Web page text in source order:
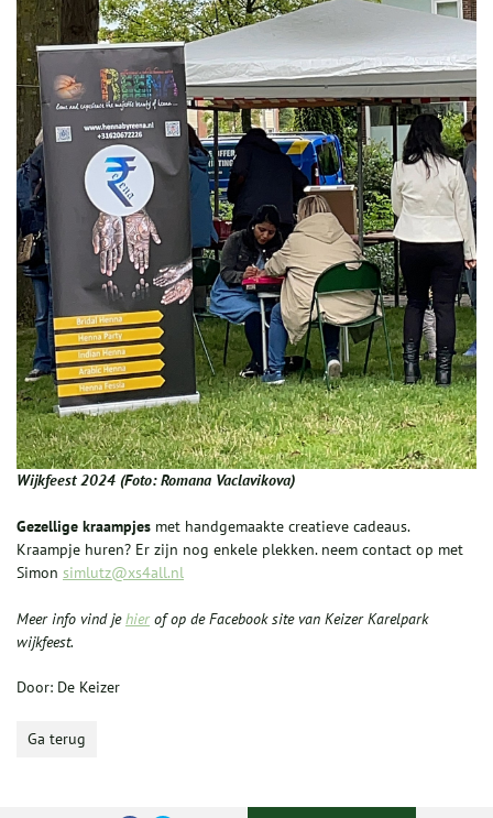
Wijkfeest 2024 (Foto: Romana Vaclavikova)
Gezellige kraampjes met handgemaakte creatieve cadeaus.
Kraampje huren? Er zijn nog enkele plekken. neem contact op met
Simon simlutz@xs4all.nl
Meer info vind jehier of op de Facebook site van Keizer Karelpark
wijkfeest.
Door: De Keizer
Ga terug